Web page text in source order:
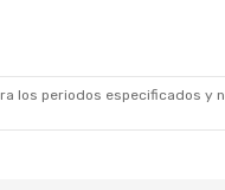
periodos especificados y